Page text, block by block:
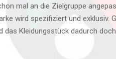
mal an die Zielgruppe
wird spezifiziert und exklusiv.
das Kleidungsstück dadurch